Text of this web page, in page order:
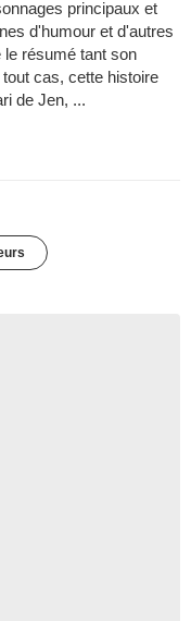
principaux et
d'humour et d'autres
le résumé tant son
cas, cette histoire
de Jen, ...